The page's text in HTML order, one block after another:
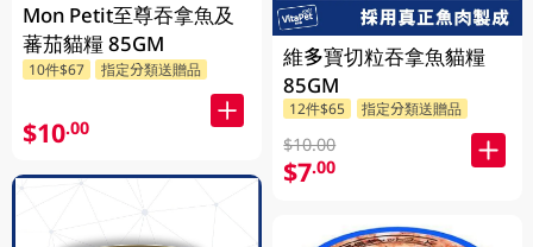
Mon Petit至尊吞拿魚及
蕃茄貓糧 85GM
10件$67 指定分類送贈品
$10.00
維多寶切粒吞拿魚貓糧
85GM
12件$65 指定分類送贈品
$10.00
$7.00